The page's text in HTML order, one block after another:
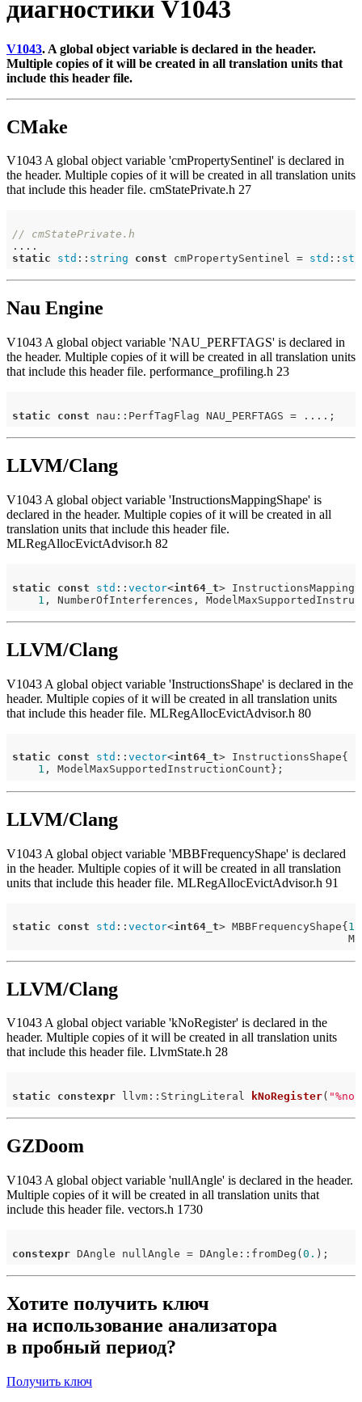
диагностики V1043
V1043. A global object variable is declared in the header.
Multiple copies of it will be created in all translation units that
include this header file.
CMake
V1043 A global object variable 'cmPropertySentinel' is declared in
the header. Multiple copies of it will be created in all translation units
that include this header file. cmStatePrivate.h 27
// cmStatePrivate.h
static
std :: string const cmPropertySentinel = std ::
Nau Engine
V1043 A global object variable 'NAU_PERFTAGS' is declared in
the header. Multiple copies of it will be created in all translation units
that include this header file. performance_profiling.h 23
static const
LLVM/Clang
V1043 A global object variable 'InstructionsMappingShape' is
declared in the header. Multiple copies of it will be created in all
translation units that include this header file.
MLRegAllocEvictAdvisor.h 82
static const std :: vector<int64_t>
1
LLVM/Clang
V1043 A global object variable 'InstructionsShape' is declared in the
header. Multiple copies of it will be created in all translation units
that include this header file. MLRegAllocEvictAdvisor.h 80
static const std :: vector<int64_t> InstructionsShape{
1
LLVM/Clang
V1043 A global object variable 'MBBFrequencyShape' is declared
in the header. Multiple copies of it will be created in all translation
units that include this header file. MLRegAllocEvictAdvisor.h 91
static const std :: vector<int64_t> MBBFrequencyShape{ 1
LLVM/Clang
V1043 A global object variable 'kNoRegister' is declared in the
header. Multiple copies of it will be created in all translation units
that include this header file. LlvmState.h 28
static constexpr llvm::StringLiteral kNoRegister(
GZDoom
V1043 A global object variable 'nullAngle' is declared in the header.
Multiple copies of it will be created in all translation units that
include this header file. vectors.h 1730
constexpr DAngle nullAngle = DAngle::fromDeg( 0.
Хотите получить ключ
на использование анализатора
в пробный период?
Получить ключ